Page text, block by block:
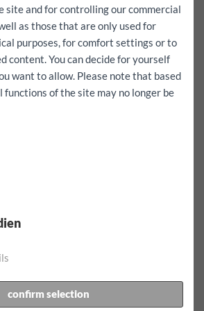
km ingyenes
kilométerekkel együtt igen
menjen
EUR 0.50
Ausztriában
site and for controlling our commercial
as those that are only used for
purposes, for comfort settings or to
content. You can decide for yourself
want to allow. Please note that based
functions of the site may no longer be
confirm selection